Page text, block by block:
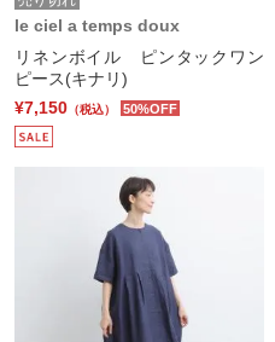
le ciel a temps doux
リネンボイル ピンタックワン
ピース(キナリ)
¥7,150 （税込） 50%OFF